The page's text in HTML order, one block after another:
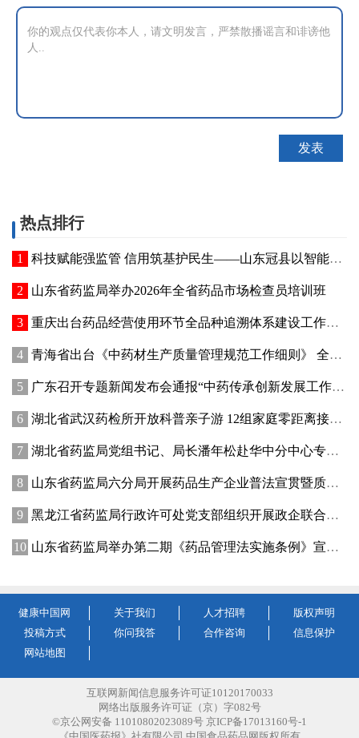
热点排行
科技赋能强监管 信用筑基护民生——山东冠县以智能管控提质“两定机构”医保服务能力
山东省药监局举办2026年全省药品市场检查员培训班
重庆出台药品经营使用环节全品种追溯体系建设工作方案
青海省出台《中药材生产质量管理规范工作细则》 全面强化中药材质量源头管控
广东召开专题新闻发布会通报“中药传承创新发展工作成效”
湖北省武汉药检所开放科普亲子游 12组家庭零距离接触药品检验
湖北省药监局党组书记、局长潘年松赴华中分中心专题调研全面从严治党工作 强调以高质量党建引领药监事业行稳致远
山东省药监局六分局开展药品生产企业普法宣贯暨质量管理提升座谈交流活动
黑龙江省药监局行政许可处党支部组织开展政企联合主题党日活动
山东省药监局举办第二期《药品管理法实施条例》宣贯培训班
健康中国网 关于我们 人才招聘
版权声明
投稿方式
你问我答 合作咨询
信息保护
网站地图
互联网新闻信息服务许可证10120170033
网络出版服务许可证（京）字082号
©京公网安备 11010802023089号 京ICP备17013160号-1